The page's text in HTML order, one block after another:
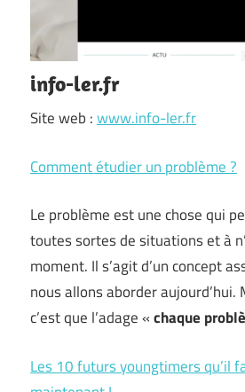
info-ler.fr
Site web :www.info-ler.fr
Comment étudier un problème ?
Le problème est une chose qui
toutes sortes de situations et à
moment. Il s’agit d’un concept
nous allons aborder aujourd’hui.
c’est que l’adage «chaque
Les 10 futurs youngtimers qu’il